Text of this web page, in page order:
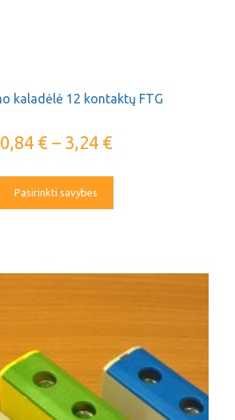
kaladėlė 12 kontaktų FTG
0,84 €– 3,24 €
Pasirinkti savybes